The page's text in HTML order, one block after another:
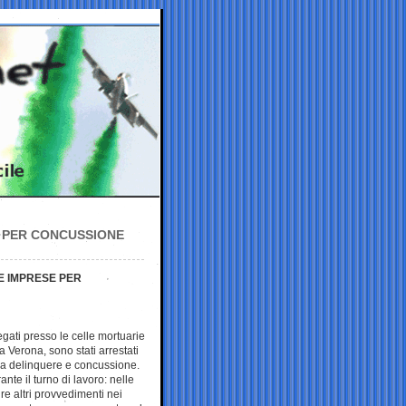
CONCUSSIONE
IMPRESE PER
presso le celle mortuarie
Verona, sono stati arrestati
delinquere e concussione.
il turno di lavoro: nelle
altri provvedimenti nei